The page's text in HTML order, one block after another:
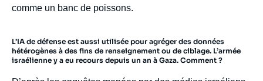
comme un banc de poissons.
L’IA de défense est aussi utilisée pour agréger des données
hétérogènes à des fins de renseignement ou de ciblage. L’armée
israélienne y a eu recours depuis un an à Gaza. Comment ?